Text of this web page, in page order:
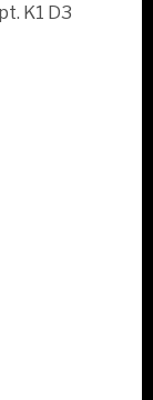
K1 D3